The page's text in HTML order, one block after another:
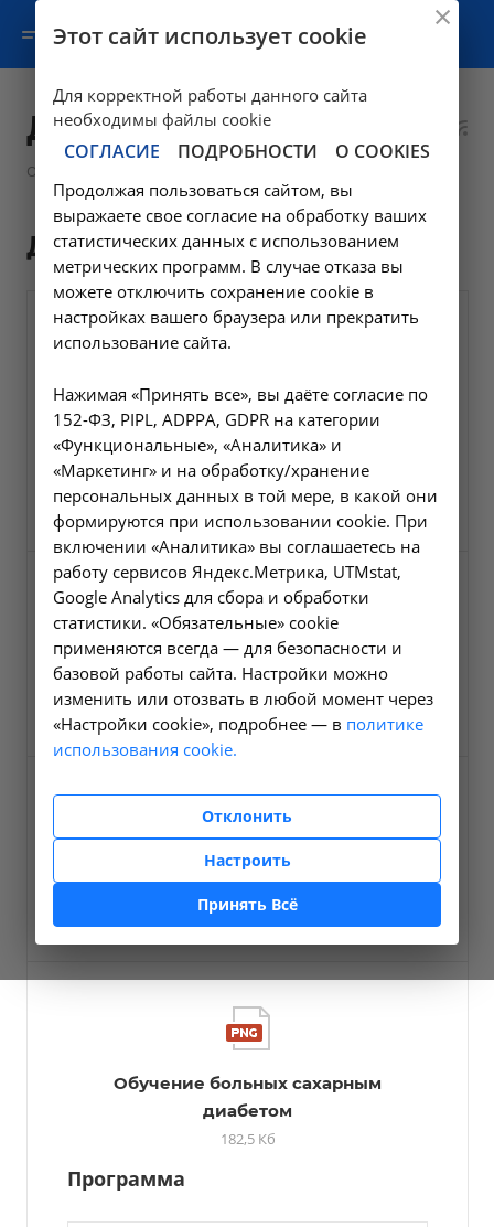
Документы
Образование
Документы - образование
Материально-техническое
обеспечение образовательной
деятельности
203,5 Кб
Учебный тематический план
67,8 Кб
Педагогический состав
354,2 Кб
Обучение больных сахарным
диабетом
182,5 Кб
Программа
Этот сайт использует cookie
Для корректной работы данного сайта
необходимы файлы cookie
СОГЛАСИЕ ПОДРОБНОСТИ О COOKIES
Продолжая пользоваться сайтом, вы
выражаете свое согласие на обработку ваших
статистических данных с использованием
метрических программ. В случае отказа вы
можете отключить сохранение cookie в
настройках вашего браузера или прекратить
использование сайта.
Нажимая «Принять все», вы даёте согласие по
152-ФЗ, PIPL, ADPPA, GDPR на категории
«Функциональные», «Аналитика» и
«Маркетинг» и на обработку/хранение
персональных данных в той мере, в какой они
формируются при использовании cookie. При
включении «Аналитика» вы соглашаетесь на
работу сервисов Яндекс.Метрика, UTMstat,
Google Analytics для сбора и обработки
статистики. «Обязательные» cookie
применяются всегда — для безопасности и
базовой работы сайта. Настройки можно
изменить или отозвать в любой момент через
«Настройки cookie», подробнее — в политике
использования cookie.
Отклонить
Настроить
Принять Всё